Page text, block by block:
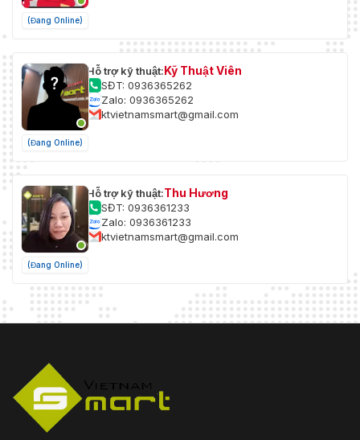
(Đang Online)
(Đang Online)
Hỗ trợ kỹ thuật:Kỹ Thuật Viên
SĐT: 0936365262
Zalo: 0936365262
ktvietnamsmart@gmail.com
(Đang Online)
Hỗ trợ kỹ thuật:Thu Hương
SĐT: 0936361233
Zalo: 0936361233
ktvietnamsmart@gmail.com